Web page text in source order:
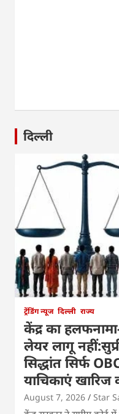
दिल्ली
ट्रेंडिंग न्यूज दिल्ली राज्य
केंद्र का
लेयर लागू
सिद्धांत सिर्फ
याचिकाएं खारिज
August 7, 2026 Star